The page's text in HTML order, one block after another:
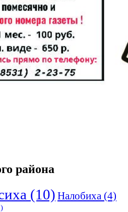
района
(10) Налобиха (4)